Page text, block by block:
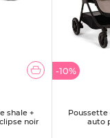
shale +
noir
-10%
Poussette
auto